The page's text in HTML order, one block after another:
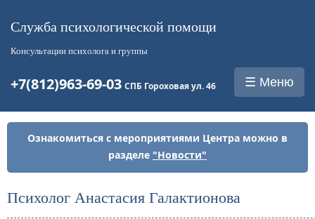
Служба психологической помощи
Консультации психолога и группы
+7(812)963-69-03 СПБ Гороховая ул. 46 ☰ Меню
Ознакомиться с мероприятиями Центра можно в
разделе "Новости"
Психолог Анастасия Галактионова